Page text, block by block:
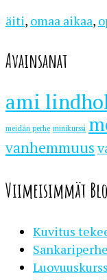
äiti, omaa aikaa,
Avainsanat
ami
meidän perhe minikurssi
vanhemmuus
Viimeisimmät
Kuvitus